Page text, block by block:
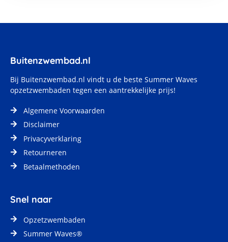
Buitenzwembad.nl
Bij Buitenzwembad.nl vindt u de beste Summer Waves
opzetzwembaden tegen een aantrekkelijke prijs!
Algemene Voorwaarden
Disclaimer
Privacyverklaring
Retourneren
Betaalmethoden
Snel naar
Opzetzwembaden
Summer Waves®